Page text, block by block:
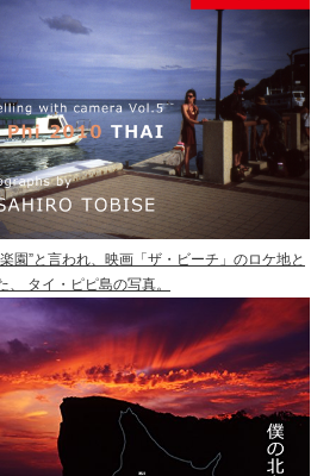
園”と言われ、映画「ザ・ビーチ」のロケ地と
、 タイ・ピピ島の写真。